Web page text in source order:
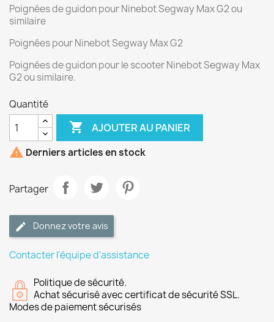
Poignées de guidon pour Ninebot Segway Max G2 ou
similaire
Poignées pour Ninebot Segway Max G2
Poignées de guidon pour le scooter Ninebot Segway Max
G2 ou similaire.
Quantité
 AJOUTER AU PANIER
 Derniers articles en stock
Partager
Donnez votre avis
Contacter l'équipe d'assistance
Politique de sécurité.
Achat sécurisé avec certificat de sécurité SSL.
Modes de paiement sécurisés